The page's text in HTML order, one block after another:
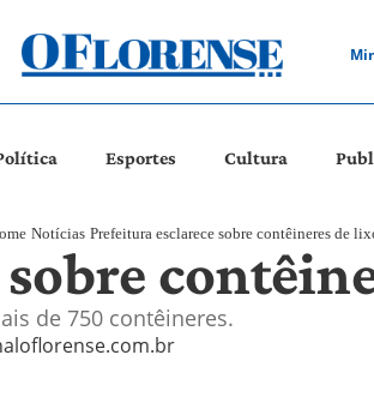
Esportes Cultura
Notícias Prefeitura esclarece sobre contêineres de
de 750 contêineres.